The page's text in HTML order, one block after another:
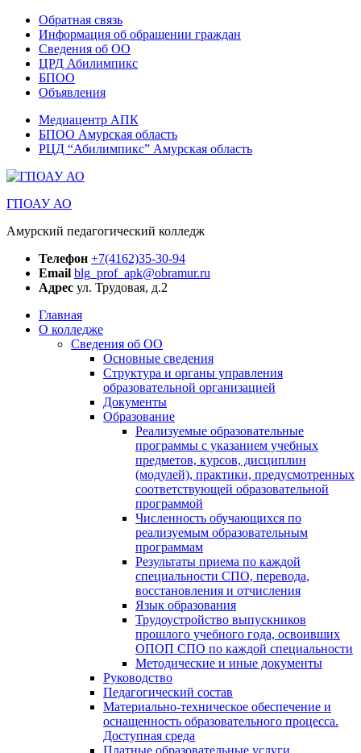
Обратная связь
Информация об обращении граждан
Сведения об ОО
ЦРД Абилимпикс
БПОО
Объявления
Медиацентр АПК
БПОО Амурская область
РЦД “Абилимпикс” Амурская область
ГПОАУ АО
Амурский педагогический колледж
Телефон +7(4162)35-30-94
Email blg_prof_apk@obramur.ru
Адрес ул. Трудовая, д.2
Главная
О колледже
Сведения об ОО
Основные сведения
Структура и органы управления
образовательной организацией
Документы
Образование
Реализуемые образовательные
программы с указанием учебных
предметов, курсов, дисциплин
(модулей), практики, предусмотренных
соответствующей образовательной
программой
Численность обучающихся по
реализуемым образовательным
программам
Результаты приема по каждой
специальности СПО, перевода,
восстановления и отчисления
Язык образования
Трудоустройство выпускников
прошлого учебного года, освоивших
ОПОП СПО по каждой специальности
Методические и иные документы
Руководство
Педагогический состав
Материально-техническое обеспечение и
оснащенность образовательного процесса.
Доступная среда
Платные образовательные услуги